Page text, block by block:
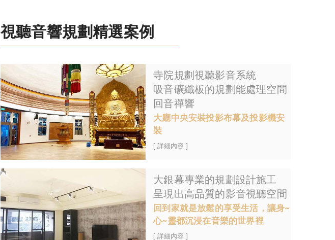
視聽音響規劃精選案例
寺院規劃視聽影音系統
吸音礦纖板的規劃能處理空間
回音禪響
大廳中央安裝投影布幕及投影機安
裝
[ 詳細內容 ]
大銀幕專業的規劃設計施工
呈現出高品質的影音視聽空間
回到家就是放鬆的享受生活，讓身~
心~靈都沉浸在音樂的世界裡
[ 詳細內容 ]